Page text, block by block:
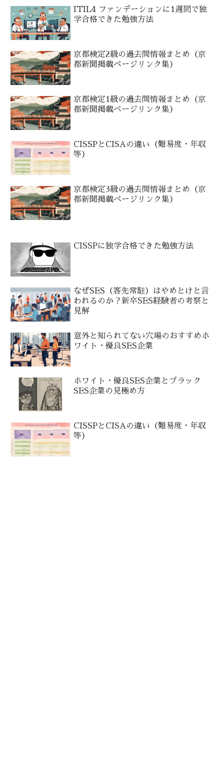
ITIL4 ファンデーションに1週間で独
学合格できた勉強方法
京都検定2級の過去問情報まとめ（京
都新聞掲載ページリンク集）
京都検定1級の過去問情報まとめ（京
都新聞掲載ページリンク集）
CISSPとCISAの違い（難易度・年収
等）
京都検定3級の過去問情報まとめ（京
都新聞掲載ページリンク集）
CISSPに独学合格できた勉強方法
なぜSES（客先常駐）はやめとけと言
われるのか？新卒SES経験者の考察と
見解
意外と知られてない穴場のおすすめホ
ワイト・優良SES企業
ホワイト・優良SES企業とブラック
SES企業の見極め方
CISSPとCISAの違い（難易度・年収
等）